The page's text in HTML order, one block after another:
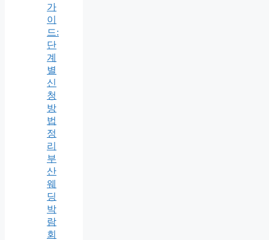
가
이
드:
단
계
별
신
청
방
법
정
리
부
산
웨
딩
박
람
회